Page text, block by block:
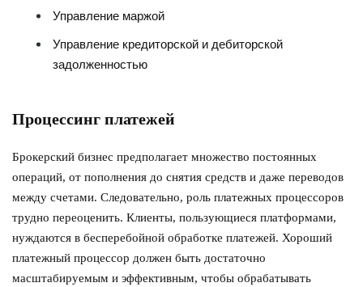
Управление маржой
Управление кредиторской и дебиторской
задолженностью
Процессинг платежей
Брокерский бизнес предполагает множество постоянных
операций, от пополнения до снятия средств и даже переводов
между счетами. Следовательно, роль платежных процессоров
трудно переоценить. Клиенты, пользующиеся платформами,
нуждаются в бесперебойной обработке платежей. Хороший
платежный процессор должен быть достаточно
масштабируемым и эффективным, чтобы обрабатывать